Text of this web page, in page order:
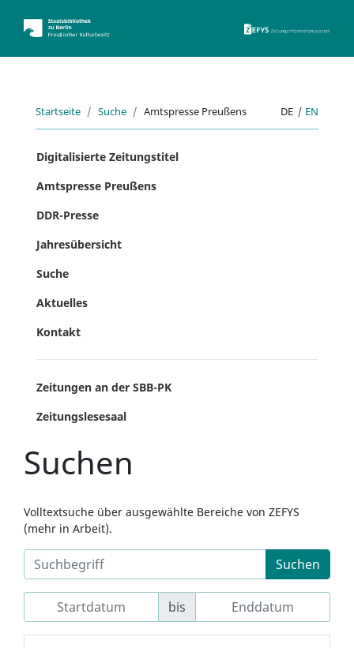
Startseite Suche Amtspresse Preußens DE | EN
Digitalisierte Zeitungstitel
Amtspresse Preußens
DDR-Presse
Jahresübersicht
Suche
Aktuelles
Kontakt
Zeitungen an der SBB-PK
Zeitungslesesaal
Suchen
Volltextsuche über ausgewählte Bereiche von ZEFYS
(mehr in Arbeit).
Suchen
bis